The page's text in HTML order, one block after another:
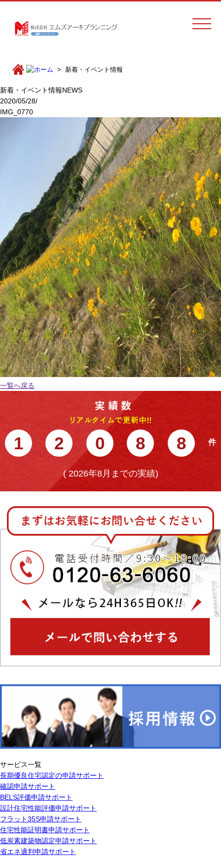
新着・イベント情報
新着・イベント情報NEWS
2020/05/28/
IMG_0770
一覧へ戻る
1 2 0 8 8
(2026年8月までの実績)
サービス一覧
長期優良住宅認定の申請サポート
確認申請サポート
BELS評価申請サポート
設計住宅性能評価申請サポート
フラット35S申請サポート
住宅性能証明書申請サポート
低炭素建築物認定申請サポート
省エネ適判申請サポート